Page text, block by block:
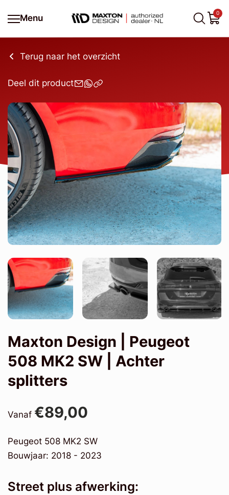
Menu
0
Terug naar het overzicht
Deel dit product
Maxton Design | Peugeot
508 MK2 SW | Achter
splitters
Vanaf €89,00
Peugeot 508 MK2 SW
Bouwjaar: 2018 - 2023
Street plus afwerking: